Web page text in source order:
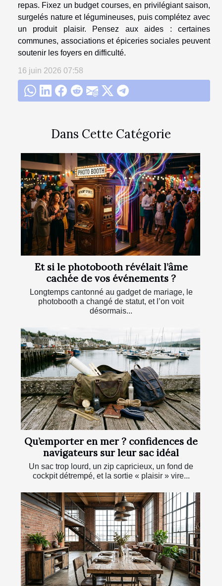
Dans Cette Catégorie
Et si le photobooth révélait l’âme
cachée de vos événements ?
Longtemps cantonné au gadget de mariage, le
photobooth a changé de statut, et l’on voit
désormais...
Qu’emporter en mer ? confidences de
navigateurs sur leur sac idéal
Un sac trop lourd, un zip capricieux, un fond de
cockpit détrempé, et la sortie « plaisir » vire...
repas. Fixez un budget courses, en privilégiant saison,
surgelés nature et légumineuses, puis complétez avec
un produit plaisir. Pensez aux aides : certaines
communes, associations et épiceries sociales peuvent
soutenir les foyers en difficulté.
16 juin 2026 07:58